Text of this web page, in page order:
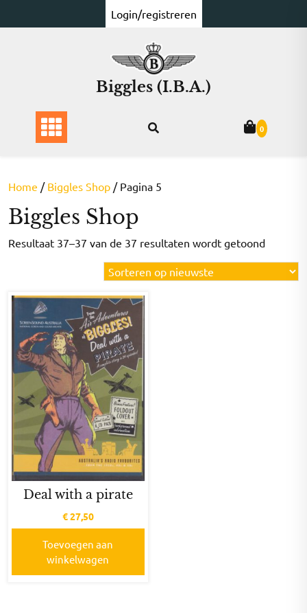
naar
Login/registreren
Biggles (I.B.A.)
0
Home / Biggles Shop / Pagina 5
Biggles Shop
Resultaat 37–37 van de 37 resultaten wordt getoond
op
Deal with a pirate
€27,50
Toevoegen aan
winkelwagen